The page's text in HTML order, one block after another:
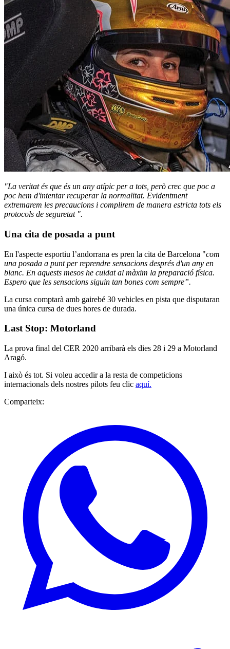
"La veritat és que és un any atípic per a tots, però crec que poc a
poc hem d'intentar recuperar la normalitat. Evidentment
extremarem les precaucions i complirem de manera estricta tots els
protocols de seguretat ".
Una cita de posada a punt
En l'aspecte esportiu l’andorrana es pren la cita de Barcelona "com
una posada a punt per reprendre sensacions després d'un any en
blanc. En aquests mesos he cuidat al màxim la preparació física.
Espero que les sensacions siguin tan bones com sempre”.
La cursa comptarà amb gairebé 30 vehicles en pista que disputaran
una única cursa de dues hores de durada.
Last Stop: Motorland
La prova final del CER 2020 arribarà els dies 28 i 29 a Motorland
Aragó.
I això és tot. Si voleu accedir a la resta de competicions
internacionals dels nostres pilots feu clic aquí.
Comparteix: